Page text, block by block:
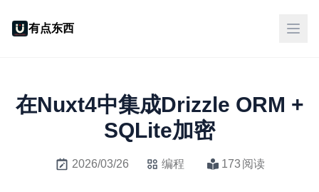
有点东西
在Nuxt4中集成Drizzle ORM +
SQLite加密
2026/03/26 编程 173 阅读